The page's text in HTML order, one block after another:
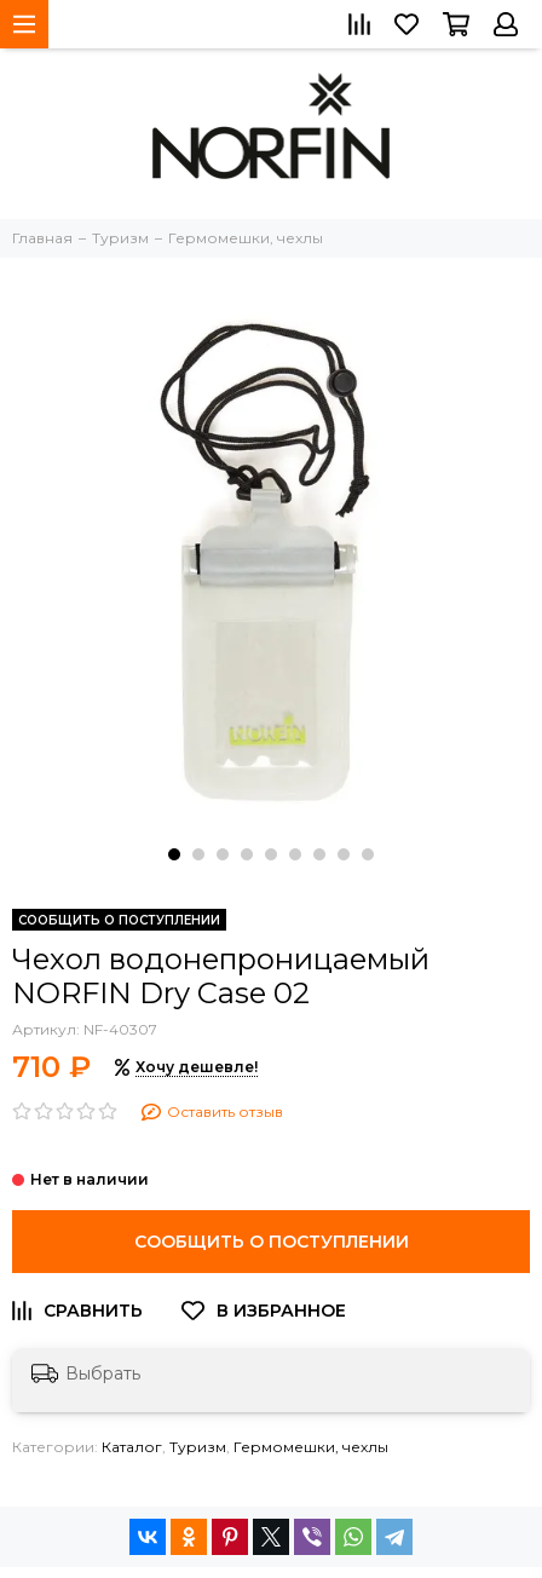
Главная Туризм Гермомешки, чехлы
СООБЩИТЬ О ПОСТУПЛЕНИИ
Чехол водонепроницаемый
NORFIN Dry Case 02
Артикул: NF-40307
710 ₽ Хочу дешевле!
Оставить отзыв
СООБЩИТЬ О ПОСТУПЛЕНИИ
Выбрать
Категории: Каталог, Туризм, Гермомешки, чехлы